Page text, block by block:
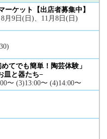
ケット【出店者募集中】
月9日(日)、11月8日(日)
てでも簡単！陶芸体験」
皿と器たち−
〜 (3)13:00〜 (4)14:00〜